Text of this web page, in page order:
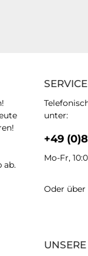
unter:
+49
Mo-Fr,
Oder über
ab.